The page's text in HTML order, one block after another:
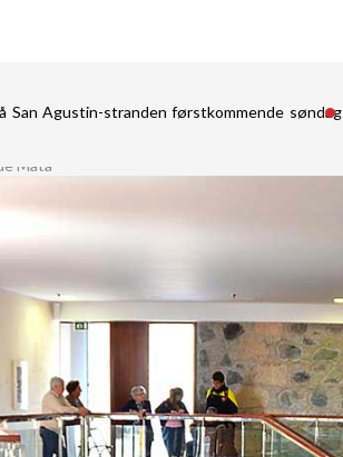
San Agustin-stranden førstkommende søndag
Mata